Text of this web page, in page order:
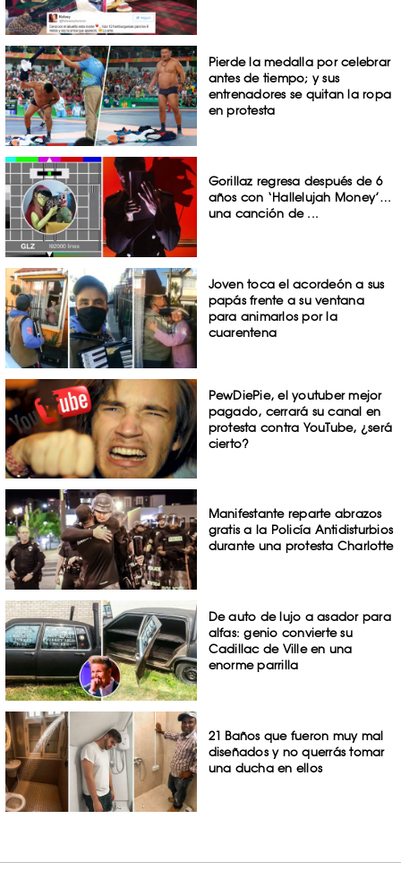
Pierde la medalla por celebrar
antes de tiempo; y sus
entrenadores se quitan la ropa
en protesta
Gorillaz regresa después de 6
años con ‘Hallelujah Money’…
una canción de ...
Joven toca el acordeón a sus
papás frente a su ventana
para animarlos por la
cuarentena
PewDiePie, el youtuber mejor
pagado, cerrará su canal en
protesta contra YouTube, ¿será
cierto?
Manifestante reparte abrazos
gratis a la Policía Antidisturbios
durante una protesta Charlotte
De auto de lujo a asador para
alfas: genio convierte su
Cadillac de Ville en una
enorme parrilla
21 Baños que fueron muy mal
diseñados y no querrás tomar
una ducha en ellos